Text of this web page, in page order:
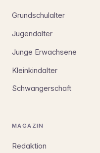
Grundschulalter
Jugendalter
Junge Erwachsene
Kleinkindalter
Schwangerschaft
MAGAZIN
Redaktion